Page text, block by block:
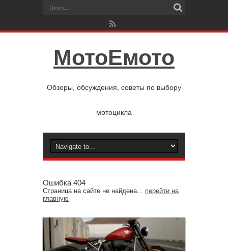
МотоЕмото
Обзоры, обсуждения, советы по выбору
мотоцикла
Ошибка 404
Страница на сайте не найдена... перейти на
главную